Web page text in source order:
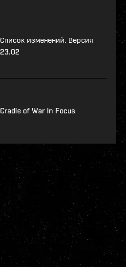
Список изменений. Версия
23.02
Cradle of War In Focus